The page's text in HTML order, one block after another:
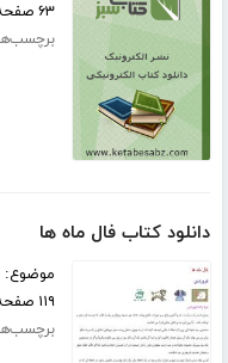
۶۳ صفحه
دانلود کتاب فال ماه ها
موضوع:
۱۱۹ صفحه